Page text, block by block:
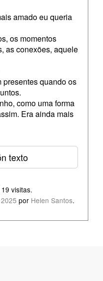
amado eu queria
os momentos
as conexões, aquele
presentes quando os
como uma forma
Era ainda mais
texto
19 visitas.
por Helen Santos.